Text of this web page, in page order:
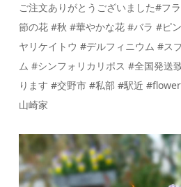
ご注文ありがとうございました#フ
節の花 #秋 #華やかな花 #バラ #ピ
ヤリケイトウ #デルフィニウム #ス
ム #シンフォリカリポス #全国発送
ります #交野市 #私部 #駅近
山崎家